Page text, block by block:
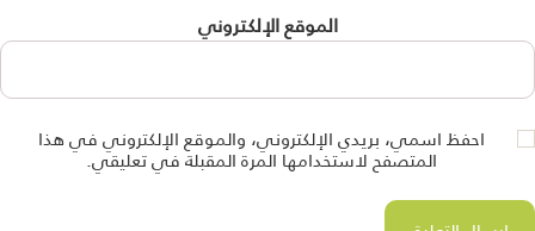
الموقع الإلكتروني
احفظ اسمي، بريدي الإلكتروني، والموقع الإلكتروني في هذا
المتصفح لاستخدامها المرة المقبلة في تعليقي.